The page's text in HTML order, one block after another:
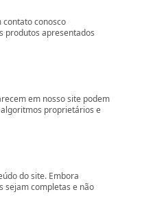
conosco
produtos apresentados
em nosso site podem
proprietários e
do site. Embora
sejam completas e não